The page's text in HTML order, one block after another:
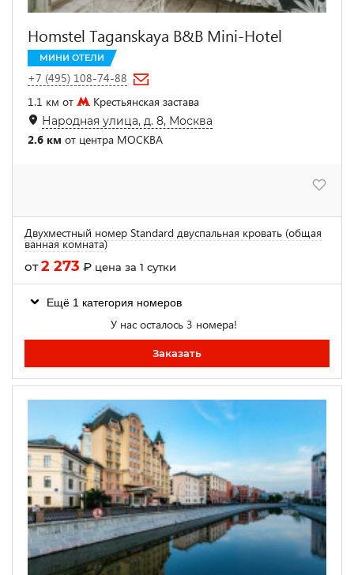
Homstel Taganskaya B&B Mini-Hotel
МИНИ ОТЕЛИ
+7 (495) 108-74-88
1.1 км от
Крестьянская застава
Народная улица, д. 8, Москва
2.6 км от центра МОСКВА
Двухместный номер Standard двуспальная кровать (общая
ванная комната)
от2 273 ₽ цена за 1 сутки
Ещё 1 категория номеров
У нас осталось 3 номера!
Заказать